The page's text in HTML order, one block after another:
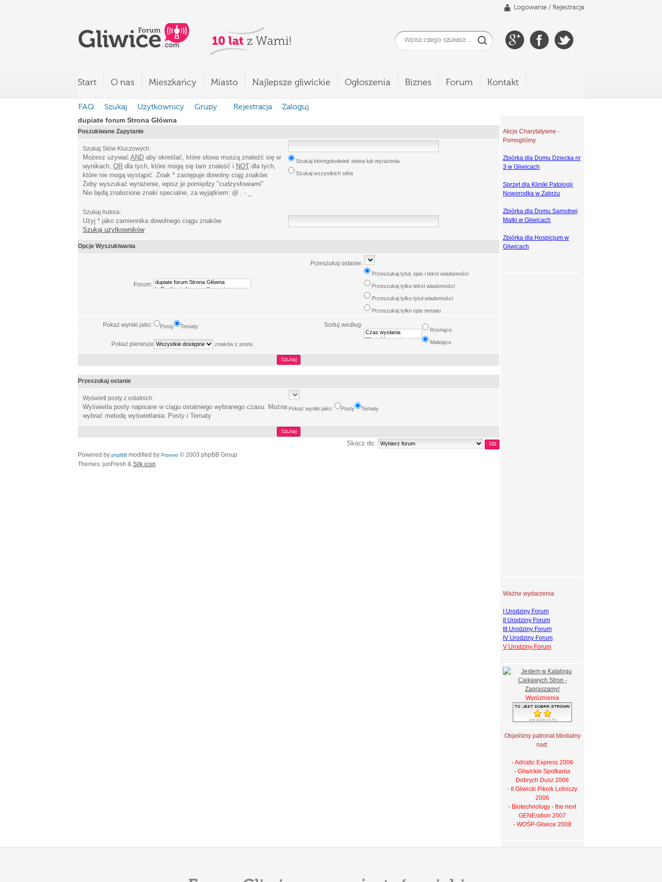
Logowanie / Rejestracja
Start O nas Mieszkańcy Miasto Najlepsze gliwickie Ogłoszenia Biznes Forum Kontakt
FAQ Szukaj Użytkownicy Grupy Rejestracja
Zaloguj
dupiate forum Strona Główna
Poszukiwane Zapytanie
Szukaj Słów Kluczowych:
Możesz używać AND aby określać, które słowa muszą znaleźć się w
wynikach, OR dla tych, które mogą się tam znaleść i NOT dla tych,
które nie mogą wystąpić. Znak * zastępuje dowolny ciąg znaków.
Żeby wyszukać wyrażenie, wpisz je pomiędzy "cudzysłowiami"
Nie będą znalezione znaki specialne, za wyjątkiem: @ . - _
Szukaj któregokolwiek słowa lub wyrażenia
Szukaj wszystkich słów
Szukaj Autora:
Użyj * jako zamiennika dowolnego ciągu znaków
Szukaj użytkowników
Opcje Wyszukiwania
Forum:
Przeszukaj ostanie:
Przeszukaj tytuł, opis i tekst wiadomości
Przeszukaj tylko tekst wiadomości
Przeszukaj tylko tytuł wiadomości
Przeszukaj tylko opis tematu
Pokaż wyniki jako: Posty Tematy Sortuj według:
Rosnąco
Malejąco
Pokaż pierwsze znaków z postu
Przeszukaj ostanie
Wyświetl posty z ostatnich:
Wyświetla posty napisane w ciągu ostatniego wybranego czasu. Można
wybrać metodę wyświetlania: Posty i Tematy
Pokaż wyniki jako: Posty Tematy
Skocz do:
Powered by phpBB modified by Przemo © 2003 phpBB Group
Themes: junFresh & Silk icon
Akcje Charytatywne -
Pomogliśmy
Zbiórka dla Domu Dziecka nr
3 w Gliwicach
Sprzęt dla Kliniki Patologii
Noworodka w Zabrzu
Zbiórka dla Domu Samotnej
Matki w Gliwicach
Zbiórka dla Hospicjum w
Gliwicach
Ważne wydarzenia
I Urodziny Forum
II Urodziny Forum
III Urodziny Forum
IV Urodziny Forum
V Urodziny Forum
Wyróżnienia
Objeliśmy patronat Medialny
nad:
- Adriatic Express 2006
- Gliwickie Spotkania
Dobrych Dusz 2006
- II Gliwicki Piknik Lotniczy
2006
- Biotechnology - the next
GENEration 2007
- WOŚP-Gliwice 2008